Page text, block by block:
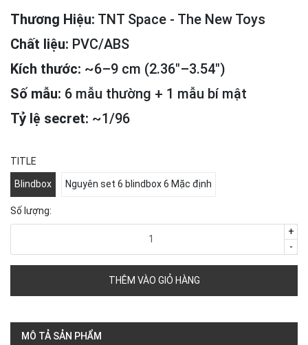
Thương Hiệu: TNT Space - The New Toys
Chất liệu: PVC/ABS
Kích thước: ~6–9 cm (2.36″–3.54″)
Số mẫu: 6 mẫu thường + 1 mẫu bí mật
Tỷ lệ secret: ~1/96
TITLE
Blindbox Nguyên set 6 blindbox 6 Mặc định
Số lượng:
-
+
THÊM VÀO GIỎ HÀNG
MÔ TẢ SẢN PHẨM